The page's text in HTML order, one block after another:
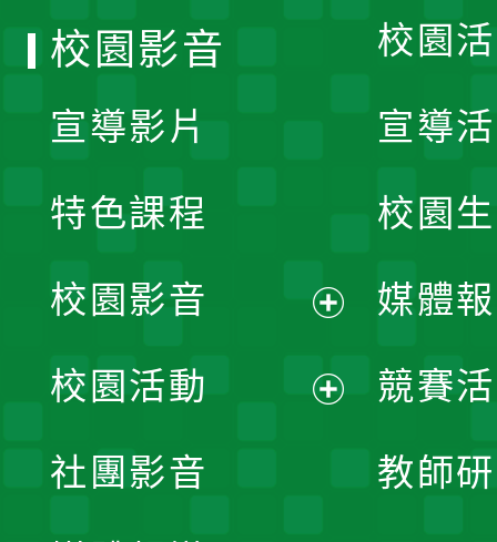
校園
宣導
校園
媒體
競賽
教師
校園影音
宣導影片
特色課程
校園影音
開
校園活動
社團影音